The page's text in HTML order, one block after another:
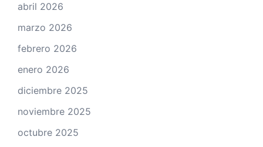
abril 2026
marzo 2026
febrero 2026
enero 2026
diciembre 2025
noviembre 2025
octubre 2025